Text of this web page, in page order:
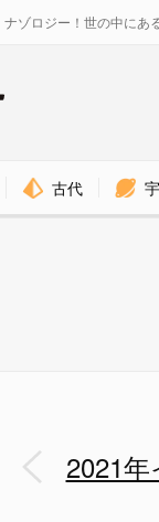
ゾロジー！世の中にあ
古代
2021